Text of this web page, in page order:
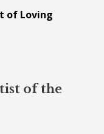
of Loving
of the